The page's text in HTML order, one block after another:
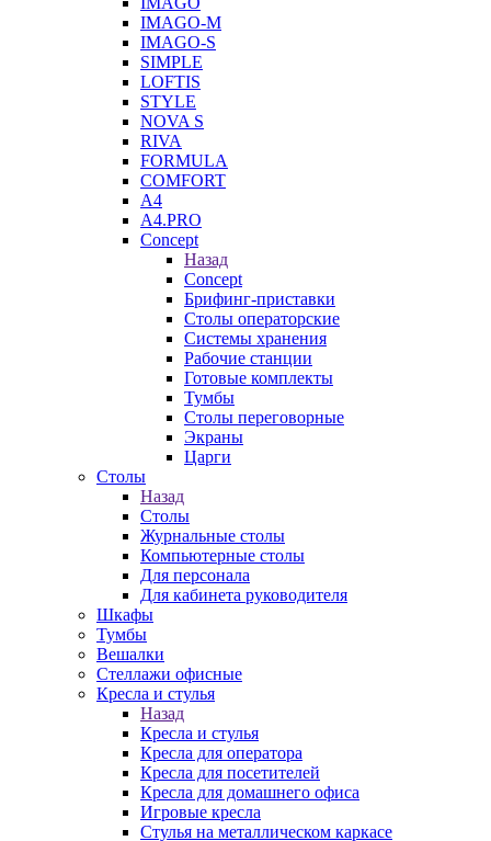
IMAGO-M
IMAGO-S
SIMPLE
LOFTIS
STYLE
NOVA S
RIVA
FORMULA
COMFORT
A4
A4.PRO
Concept
Назад
Concept
Брифинг-приставки
Столы операторские
Системы хранения
Рабочие станции
Готовые комплекты
Тумбы
Столы переговорные
Экраны
Царги
Столы
Назад
Столы
Журнальные столы
Компьютерные столы
Для персонала
Для кабинета руководителя
Шкафы
Тумбы
Вешалки
Стеллажи офисные
Кресла и стулья
Назад
Кресла и стулья
Кресла для оператора
Кресла для посетителей
Кресла для домашнего офиса
Игровые кресла
Стулья на металлическом каркасе